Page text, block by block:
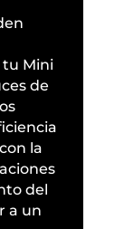
Mini
de
la
del
a un